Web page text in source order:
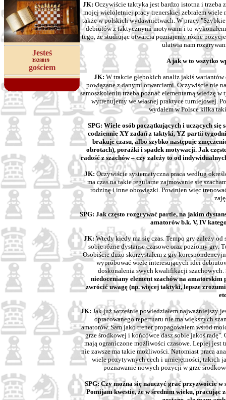
Jesteś
3928819
gościem
JK: Oczywiście taktyka jest bardzo istotna i trzeba
mojej wieloletniej pracy trenerskiej zebrałem wiele
także w polskich wydawnictwach. W pracy
debiutów z taktycznymi motywami i to
tego, że studiując otwarcia poznajemy różne
ułatwia nam
A jak w to wszytko
JK: W trakcie głębokich analiz jakiś
powiązane z danymi otwarciami. Oczywiście nie
samoszkoleniu trzeba poznać elementarną wiedzę
wytrenujemy we własnej praktyce turniejowej.
wydałem w Polsce kilka
SPG: Wiele osób początkujących i uczących
codziennie XY zadań z taktyki, YZ partii
brakuje czasu, albo szybko następuje
obrotach), porażki i spadek motywacji. Jak
radość z szachów – czy zależy to od
JK: Oczywiście systematyczna praca według
ma czas na takie regularne zajmowanie się
rodzinę i inne obowiązki. Powinien więc
SPG: Jak często rozgrywać partie, na jakim
amatorów b.k. V, IV
JK: Wtedy kiedy ma się czas. Tempo gry zależy
sobie różne dystanse czasowe oraz poziomy
Osobiście dużo skorzystałem z gry
wypróbować wiele interesujących idei
doskonalenia swych kwalifikacji szachowych.
niedoceniany element szachów na
zwrócić uwagę (np. więcej taktyki, lepsze
JK: Jak już wcześnie powiedziałem najważniejszy
opracowanego repertuaru nie ma większych
amatorów. Sam jako trener propagowałem wśród
grze środkowej i końcówce dasz sobie jakoś
mają ograniczone możliwości czasowe. Lepiej jest
nie zawsze ma takie możliwości. Natomiast praca
wiele pozytywnych cech i umiejętności, takich
poznawanie nowych pozycji w grze
SPG: Czy można się nauczyć grać przyzwoicie
Pomijam kwestie, że w średnim wieku, pracując